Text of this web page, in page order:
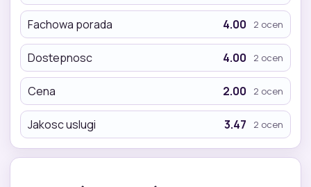
Fachowa porada 4.00 2 ocen
Dostepnosc 4.00 2 ocen
Cena 2.00 2 ocen
Jakosc uslugi 3.47 2 ocen